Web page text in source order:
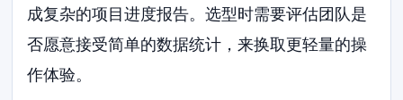
成复杂的项目进度报告。选型时需要评估团队是
否愿意接受简单的数据统计，来换取更轻量的操
作体验。